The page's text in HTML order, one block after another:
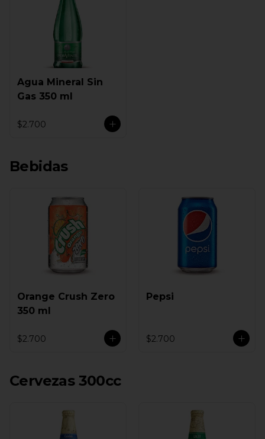
Agua Mineral Sin
Gas 350 ml
$2.700
Bebidas
Orange Crush Zero
350 ml
$2.700
Pepsi
$2.700
Cervezas 300cc